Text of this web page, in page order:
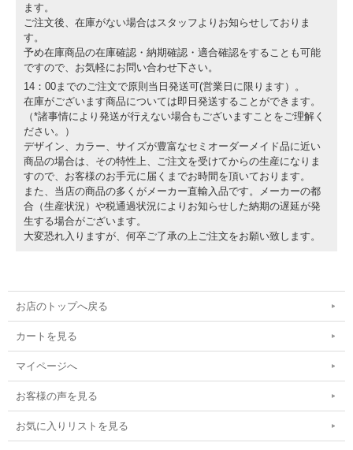
ます。
ご注文後、在庫がない場合はスタッフよりお知らせしておりま
す。
予め在庫商品の在庫確認・納期確認・適合確認をすることも可能
ですので、お気軽にお問い合わせ下さい。
14：00までのご注文で原則当日発送可(営業日に限ります）。
在庫がございます商品については即日発送することができます。
（*諸事情により発送が行えない場合もございますことをご理解く
ださい。）
デザイン、カラー、サイズが豊富なセミオーダーメイド品に近い
商品の場合は、その特性上、ご注文を受けてからの生産になりま
すので、お客様のお手元に届くまでお時間を頂いております。
また、当店の商品の多くがメーカー直輸入品です。メーカーの都
合（生産状況）や税通過状況によりお知らせした納期の遅延が発
生する場合がございます。
大変恐れ入りますが、何卒ご了承の上ご注文をお願い致します。
お店のトップへ戻る
カートを見る
マイページへ
お客様の声を見る
お気に入りリストを見る